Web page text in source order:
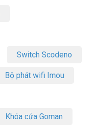
Switch Scodeno
Bộ phát wifi Imou
Khóa cửa Goman